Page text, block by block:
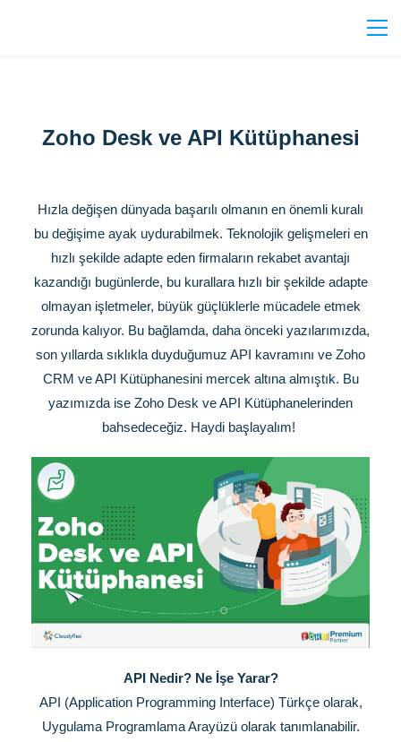
Zoho Desk ve API Kütüphanesi
Hızla değişen dünyada başarılı olmanın en önemli kuralı
bu değişime ayak uydurabilmek. Teknolojik gelişmeleri en
hızlı şekilde adapte eden firmaların rekabet avantajı
kazandığı bugünlerde, bu kurallara hızlı bir şekilde adapte
olmayan işletmeler, büyük güçlüklerle mücadele etmek
zorunda kalıyor. Bu bağlamda, daha önceki yazılarımızda,
son yıllarda sıklıkla duyduğumuz API kavramını ve Zoho
CRM ve API Kütüphanesini mercek altına almıştık. Bu
yazımızda ise Zoho Desk ve API Kütüphanelerinden
bahsedeceğiz. Haydi başlayalım!
API Nedir? Ne İşe Yarar?
API (Application Programming Interface) Türkçe olarak,
Uygulama Programlama Arayüzü olarak tanımlanabilir.